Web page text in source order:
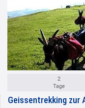
2
Tage
Geissentrekking zur